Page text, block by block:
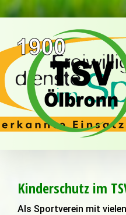
Inhalt
springen
Kinderschutz im
Als Sportverein mit